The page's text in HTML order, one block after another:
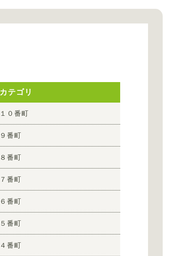
カテゴリ
１０番町
９番町
８番町
７番町
６番町
５番町
４番町